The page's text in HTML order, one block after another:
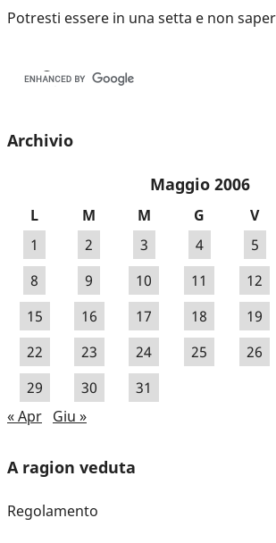
Potresti essere in una setta e non
Archivio
Maggio 2006
L M M G V
1
2 3 4 5
8
9 10 11 12
15
16 17 18 19
22
23 24 25 26
29
30
31
« Apr Giu »
A ragion veduta
Regolamento